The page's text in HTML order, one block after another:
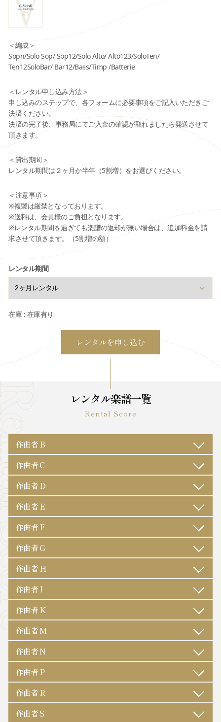
＜編成＞
Sopn/Solo Sop/ Sop12/Solo Alto/ Alto123/SoloTen/
Ten12SoloBar/ Bar12/Bass/Timp /Batterie
＜レンタル申し込み方法＞
申し込みのステップで、各フォームに必要事項をご記入いただきご
決済ください。
決済の完了後、事務局にてご入金の確認が取れましたら発送させて
頂きます。
＜貸出期間＞
レンタル期間は２ヶ月か半年（5割増）をお選びください。
＜注意事項＞
※複製は厳禁となっております。
※送料は、会員様のご負担となります。
※レンタル期間を過ぎても楽譜の返却が無い場合は、追加料金を請
求させて頂きます。（5割増の額）
レンタル期間
在庫 : 在庫有り
レンタル楽譜一覧
Rental Score
作曲者 B
作曲者 C
作曲者 D
作曲者 E
作曲者 F
作曲者 G
作曲者 H
作曲者 I
作曲者 K
作曲者 M
作曲者 N
作曲者 P
作曲者 R
作曲者 S